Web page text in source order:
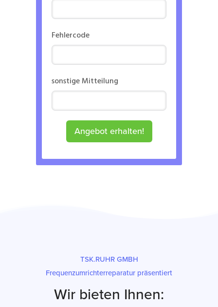
Fehlercode
sonstige Mitteilung
Angebot erhalten!
TSK.RUHR GMBH
Frequenzumrichterreparatur präsentiert
Wir bieten Ihnen: